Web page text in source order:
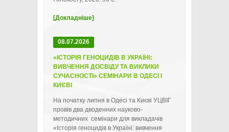
[Докладніше]
08.07.2026
«ІСТОРІЯ ГЕНОЦИДІВ В УКРАЇНІ:
ВИВЧЕННЯ ДОСВІДУ ТА ВИКЛИКИ
СУЧАСНОСТІ» СЕМІНАРИ В ОДЕСІ І
КИЄВІ
На початку липня в Одесі та Києві УЦВІГ
провів два дводенних науково-
методичних семінари для викладачів
«Історія геноцидів в Україні: вивчення